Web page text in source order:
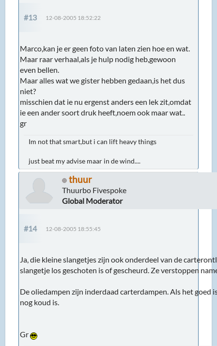
#13 12-08-2005 18:52:22
Marco,kan je er geen foto van laten zien hoe en wat.
Maar raar verhaal,als je hulp nodig heb,gewoon
even bellen.
Maar alles wat we gister hebben gedaan,is het dus
niet?
misschien dat ie nu ergenst anders een lek zit,omdat
ie een ander soort druk heeft,noem ook maar wat..
gr
Im not that smart,but i can lift heavy things
just beat my advise maar in de wind....
thuur
Thuurbo Fivespoke
Global Moderator
#14 12-08-2005 18:55:45
Ja, die kleine slangetjes zijn ook onderdeel van de
slangetje los geschoten is of gescheurd. Ze verstoppen
De oliedampen zijn inderdaad carterdampen. Als het goed
nog koud is.
Gr